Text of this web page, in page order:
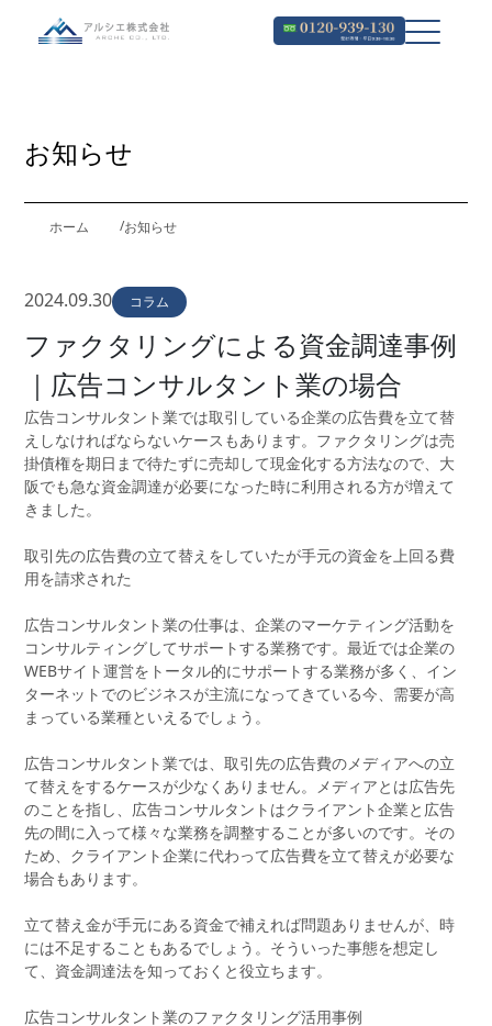
お知らせ
ホーム お知らせ
2024.09.30 コラム
ファクタリングによる資金調達事例
｜広告コンサルタント業の場合
広告コンサルタント業では取引している企業の広告費を立て替
えしなければならないケースもあります。ファクタリングは売
掛債権を期日まで待たずに売却して現金化する方法なので、大
阪でも急な資金調達が必要になった時に利用される方が増えて
きました。
取引先の広告費の立て替えをしていたが手元の資金を上回る費
用を請求された
広告コンサルタント業の仕事は、企業のマーケティング活動を
コンサルティングしてサポートする業務です。最近では企業の
WEBサイト運営をトータル的にサポートする業務が多く、イン
ターネットでのビジネスが主流になってきている今、需要が高
まっている業種といえるでしょう。
広告コンサルタント業では、取引先の広告費のメディアへの立
て替えをするケースが少なくありません。メディアとは広告先
のことを指し、広告コンサルタントはクライアント企業と広告
先の間に入って様々な業務を調整することが多いのです。その
ため、クライアント企業に代わって広告費を立て替えが必要な
場合もあります。
立て替え金が手元にある資金で補えれば問題ありませんが、時
には不足することもあるでしょう。そういった事態を想定し
て、資金調達法を知っておくと役立ちます。
広告コンサルタント業のファクタリング活用事例